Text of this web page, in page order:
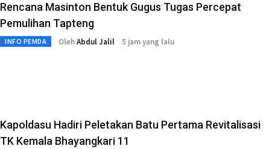
Rencana Masinton Bentuk Gugus Tugas Percepat
Pemulihan Tapteng
INFO PEMDA OlehAbdul Jalil 5 jam yang lalu
Kapoldasu Hadiri Peletakan Batu Pertama Revitalisasi
TK Kemala Bhayangkari 11